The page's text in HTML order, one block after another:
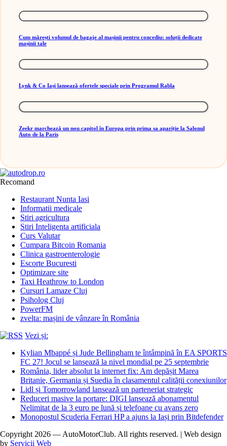
Cum mărești volumul de bagaje al mașinii pentru concediu: soluții dedicate
mașinii tale
Lynk & Co Iași lansează ofertele speciale prin Programul Rabla
Zeekr marchează un nou capitol în Europa prin prima sa apariție la Salonul
Auto de la Paris
Recomand
Restaurant Nunta Iasi
Informatii medicale
Stiri agricultura
Stiri Inteligenta artificiala
Curs Valutar
Cumpara Bitcoin Romania
Clinica gastroenterologie
Escorte Bucuresti
Optimizare site
Taxi Heathrow to London
Cursuri Lamaze Cluj
Psiholog Cluj
PowerFM
zvelta: mașini de vânzare în România
Vezi și:
Kylian Mbappé și Jude Bellingham te întâmpină în EA SPORTS
FC 27! Jocul se lansează la nivel mondial pe 25 septembrie
România, lider absolut la internet fix: Am depășit Marea
Britanie, Germania și Suedia în clasamentul calității conexiunilor
Lidl și Tomorrowland lansează un parteneriat strategic
Reduceri masive la portare: DIGI lansează abonamentul
Nelimitat de la 3 euro pe lună și telefoane cu avans zero
Monopostul Scuderia Ferrari HP a ajuns la Iași prin Bitdefender
Copyright 2026 — AutoMotorClub. All rights reserved. | Web design
by Servicii Web